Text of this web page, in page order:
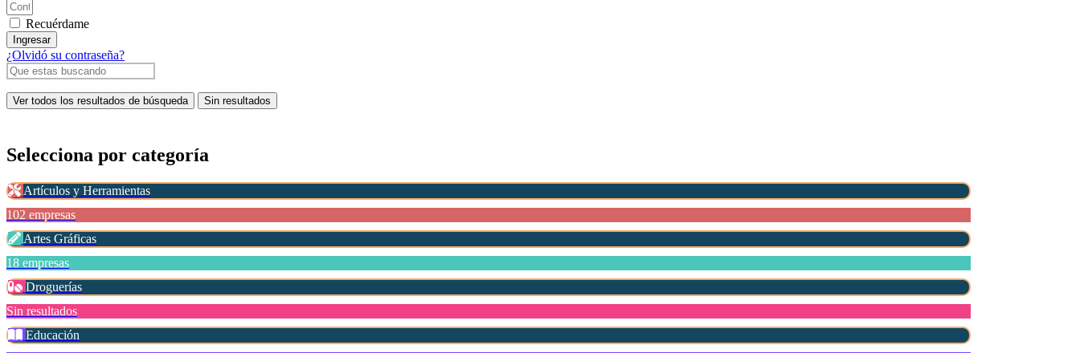
Recuérdame
Ingresar
¿Olvidó su contraseña?
Ver todos los resultados de búsqueda Sin resultados
Selecciona por categoría
Artículos y Herramientas
102 empresas
Artes Gráficas
18 empresas
Droguerías
Sin resultados
Educación